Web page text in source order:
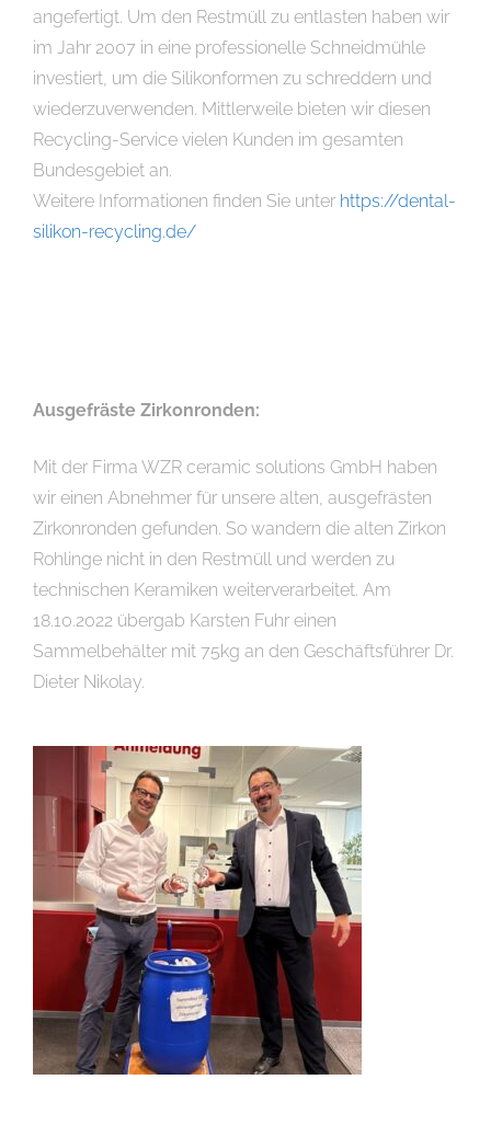
angefertigt. Um den Restmüll zu entlasten haben wir
im Jahr 2007 in eine professionelle Schneidmühle
investiert, um die Silikonformen zu schreddern und
wiederzuverwenden. Mittlerweile bieten wir diesen
Recycling-Service vielen Kunden im gesamten
Bundesgebiet an.
Weitere Informationen finden Sie unter https://dental-
silikon-recycling.de/
Ausgefräste Zirkonronden:
Mit der Firma WZR ceramic solutions GmbH haben
wir einen Abnehmer für unsere alten, ausgefrästen
Zirkonronden gefunden. So wandern die alten Zirkon
Rohlinge nicht in den Restmüll und werden zu
technischen Keramiken weiterverarbeitet. Am
18.10.2022 übergab Karsten Fuhr einen
Sammelbehälter mit 75kg an den Geschäftsführer Dr.
Dieter Nikolay.